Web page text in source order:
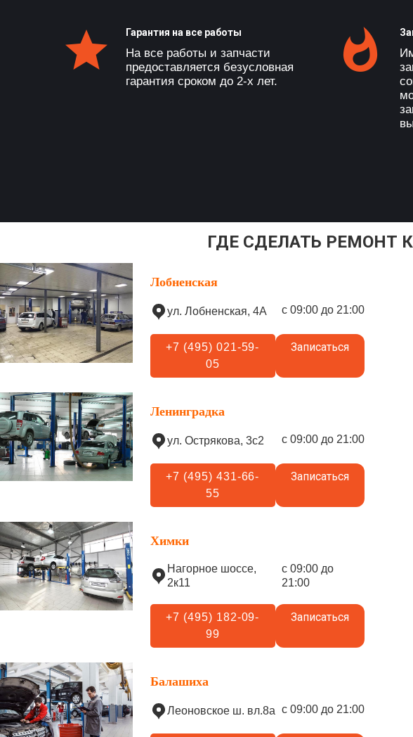
Гарантия на все работы
На все работы и запчасти
предоставляется безусловная
гарантия сроком до 2-х лет.
ГДЕ СДЕЛАТЬ РЕМОНТ
Лобненская
ул. Лобненская, 4А с 09:00 до 21:00
+7 (495) 021-59-
05
Записаться
Ленинградка
ул. Острякова, 3с2 с 09:00 до 21:00
+7 (495) 431-66-
55
Записаться
Химки
Нагорное шоссе,
2к11
с 09:00 до
21:00
+7 (495) 182-09-
99
Записаться
Балашиха
Леоновское ш. вл.8а с 09:00 до 21:00